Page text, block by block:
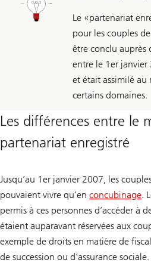
Le «partenariat
pour les couples
être conclu auprès
entre le 1er
et était assimilé au
certains domaines.
Les différences entre le
partenariat enregistré
Jusqu’au 1er janvier 2007, les
pouvaient vivre qu’en concubinage.
permis à ces personnes d’accéder à
étaient auparavant réservées aux
exemple de droits en matière de
de succession ou d’assurance sociale.